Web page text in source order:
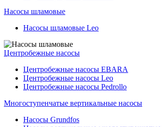
Насосы шламовые
Насосы шламовые Leo
Центробежные насосы
Центробежные насосы EBARA
Центробежные насосы Leo
Центробежные насосы Pedrollo
Многоступенчатые вертикальные насосы
Насосы Grundfos